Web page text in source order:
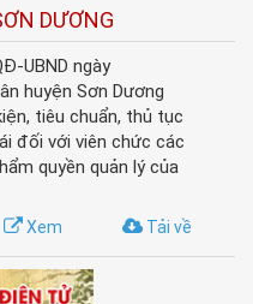
DƯƠNG
UBND ngày
huyện Sơn Dương
tiêu chuẩn, thủ tục
đối với viên chức các
quyền quản lý của
Tải về
Xem